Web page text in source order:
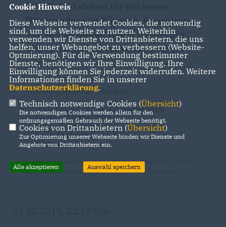
CDU Ilsfeld stehen für ein neues
Miteinander von Bürgern, Verwaltung
und Gemeinderat. Daher ist uns das
direkte Gespräch vor Ort besonders
wichtig.
Wir laden Sie herzlich ein zum
Ortsgespräch“ in Wüstenhausen
Freitag, 24. Mai 2019
Beginn: 20:00 Uhr
bei Karl-Heinz Eckert
Römerstr. 2
Sprechen Sie mit den Kandidatinnen und Kandidaten über Ihre
uns unsere Ideen für Ilsfeld und lernen Sie uns kennen.
Cookie Hinweis
Diese Webseite verwendet Cookies, die notwendig
sind, um die Webseite zu nutzen. Weiterhin
verwenden wir Dienste von Drittanbietern, die uns
helfen, unser Webangebot zu verbessern (Website-
Optmierung). Für die Verwendung bestimmter
Dienste, benötigen wir Ihre Einwilligung. Ihre
Einwilligung können Sie jederzeit widerrufen. Weitere
Informationen finden Sie in unserer
Datenschutzerklärung.
Technisch notwendige Cookies (Übersicht)
Die notwendigen Cookies werden allein für den
ordnungsgemäßen Gebrauch der Webseite benötigt.
Cookies von Drittanbietern (Übersicht)
Zur Optimierung unserer Webseite binden wir Dienste und
Angebote von Drittanbietern ein.
Alle akzeptieren Auswahl speichern